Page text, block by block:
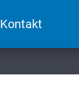
Kontakt